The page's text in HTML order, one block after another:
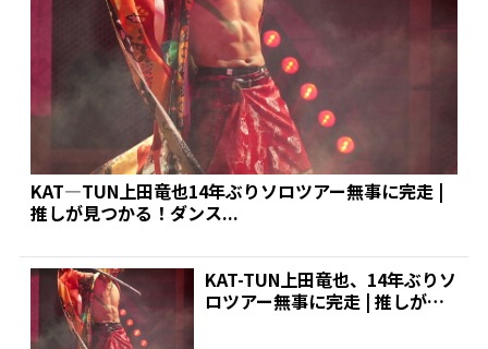
KAT―TUN上田竜也14年ぶりソロツアー無事に完走 |
推しが見つかる！ダンス...
KAT-TUN上田竜也、14年ぶりソ
ロツアー無事に完走 | 推しが見